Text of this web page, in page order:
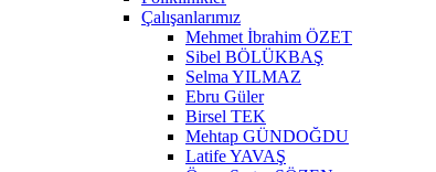
Çalışanlarımız
Mehmet İbrahim ÖZET
Sibel BÖLÜKBAŞ
Selma YILMAZ
Ebru Güler
Birsel TEK
Mehtap GÜNDOĞDU
Latife YAVAŞ